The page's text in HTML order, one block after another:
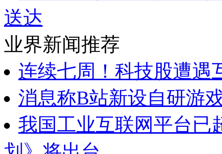
送达
业界新闻推荐
连续七周！科技股遭遇
消息称B站新设自研游
我国工业互联网平台已